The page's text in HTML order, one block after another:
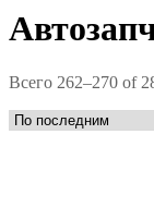
Всего 262–270 of